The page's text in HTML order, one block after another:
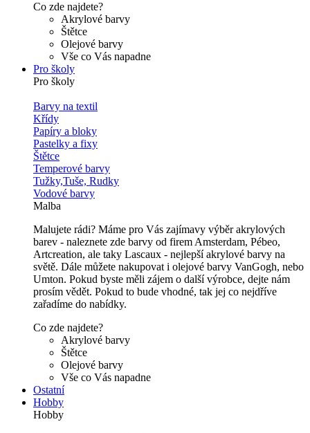
Co zde najdete?
Akrylové barvy
Štětce
Olejové barvy
Vše co Vás napadne
Pro školy
Pro školy
Barvy na textil
Křídy
Papíry a bloky
Pastelky a fixy
Štětce
Temperové barvy
Tužky,Tuše, Rudky
Vodové barvy
Malba
Malujete rádi? Máme pro Vás zajímavy výběr akrylových
barev - naleznete zde barvy od firem Amsterdam, Pébeo,
Artcreation, ale taky Lascaux - nejlepší akrylové barvy na
světě. Dále můžete nakupovat i olejové barvy VanGogh, nebo
Umton. Pokud byste měli zájem o další výrobce, dejte nám
prosím vědět. Pokud to bude vhodné, tak jej co nejdříve
zařadíme do nabídky.
Co zde najdete?
Akrylové barvy
Štětce
Olejové barvy
Vše co Vás napadne
Ostatní
Hobby
Hobby